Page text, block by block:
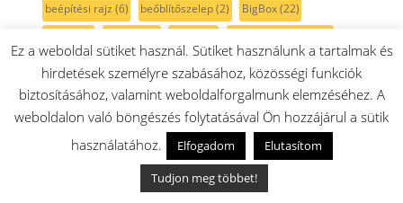
beépítési rajz (6) beőblítőszelep(2) BigBox(22)
biztosíték
(6) boholyszűrő (4) bojler (40) bolygókerék (7)
bontókalapács(12) bordásszíj(28) bordás szíj (27)
borhűtő (4) bortartó(6) bosch(3)
Bosch sütő kiegészítő(1) botmixer(101) botmixerszár
(32) békazár(1) búra
Ez a weboldal sütiket használ. Sütiket használunk a tartalmak és
hirdetések személyre szabásához, közösségi funkciók
biztosításához, valamint weboldalforgalmunk elemzéséhez. A
weboldalon való böngészés folytatásával Ön hozzájárul a sütik
használatához.
Elfogadom
Elutasítom
Tudjon meg többet!